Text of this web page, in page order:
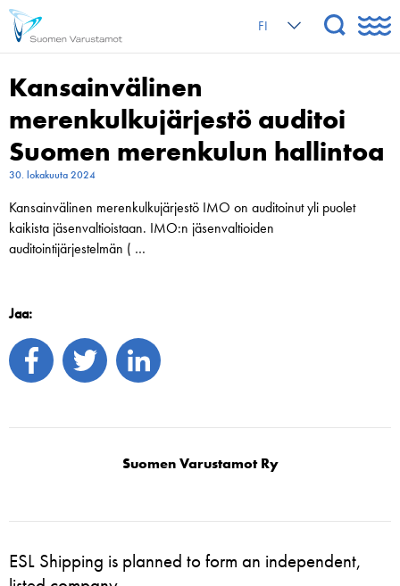
FI
Kansainvälinen
merenkulkujärjestö auditoi
Suomen merenkulun hallintoa
30. lokakuuta 2024
Kansainvälinen merenkulkujärjestö IMO on auditoinut yli puolet
kaikista jäsenvaltioistaan. IMO:n jäsenvaltioiden
auditointijärjestelmän ( …
Jaa:
Suomen Varustamot Ry
ESL Shipping is planned to form an independent,